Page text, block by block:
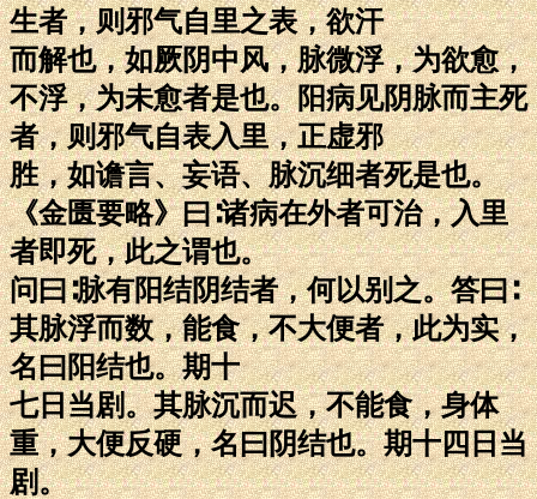
生者，则邪气自里之表，欲汗
而解也，如厥阴中风，脉微浮，为欲愈，
不浮，为未愈者是也。阳病见阴脉而主死
者，则邪气自表入里，正虚邪
胜，如谵言、妄语、脉沉细者死是也。
《金匮要略》曰∶诸病在外者可治，入里
者即死，此之谓也。
问曰∶脉有阳结阴结者，何以别之。答曰∶
其脉浮而数，能食，不大便者，此为实，
名曰阳结也。期十
七日当剧。其脉沉而迟，不能食，身体
重，大便反硬，名曰阴结也。期十四日当
剧。